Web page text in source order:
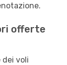
offerte
dei voli